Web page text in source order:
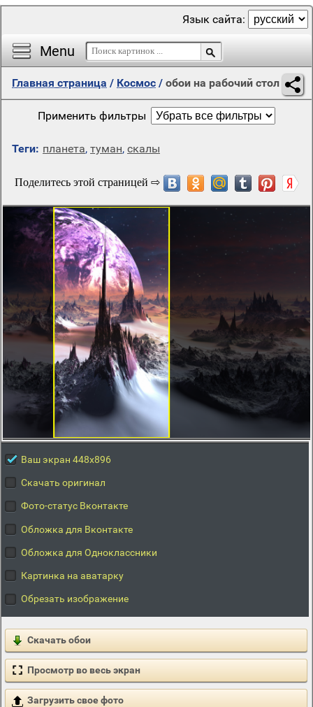
Menu
Язык сайта:
Главная страница / Космос / обои на рабочий стол
Применить фильтры
Теги: планета, туман, скалы
Ваш экран 448x896
Скачать оригинал
Фото-статус Вконтакте
Обложка для Вконтакте
Обложка для Одноклассники
Картинка на аватарку
Обрезать изображение
Скачать обои
Просмотр во весь экран
Загрузить свое фото